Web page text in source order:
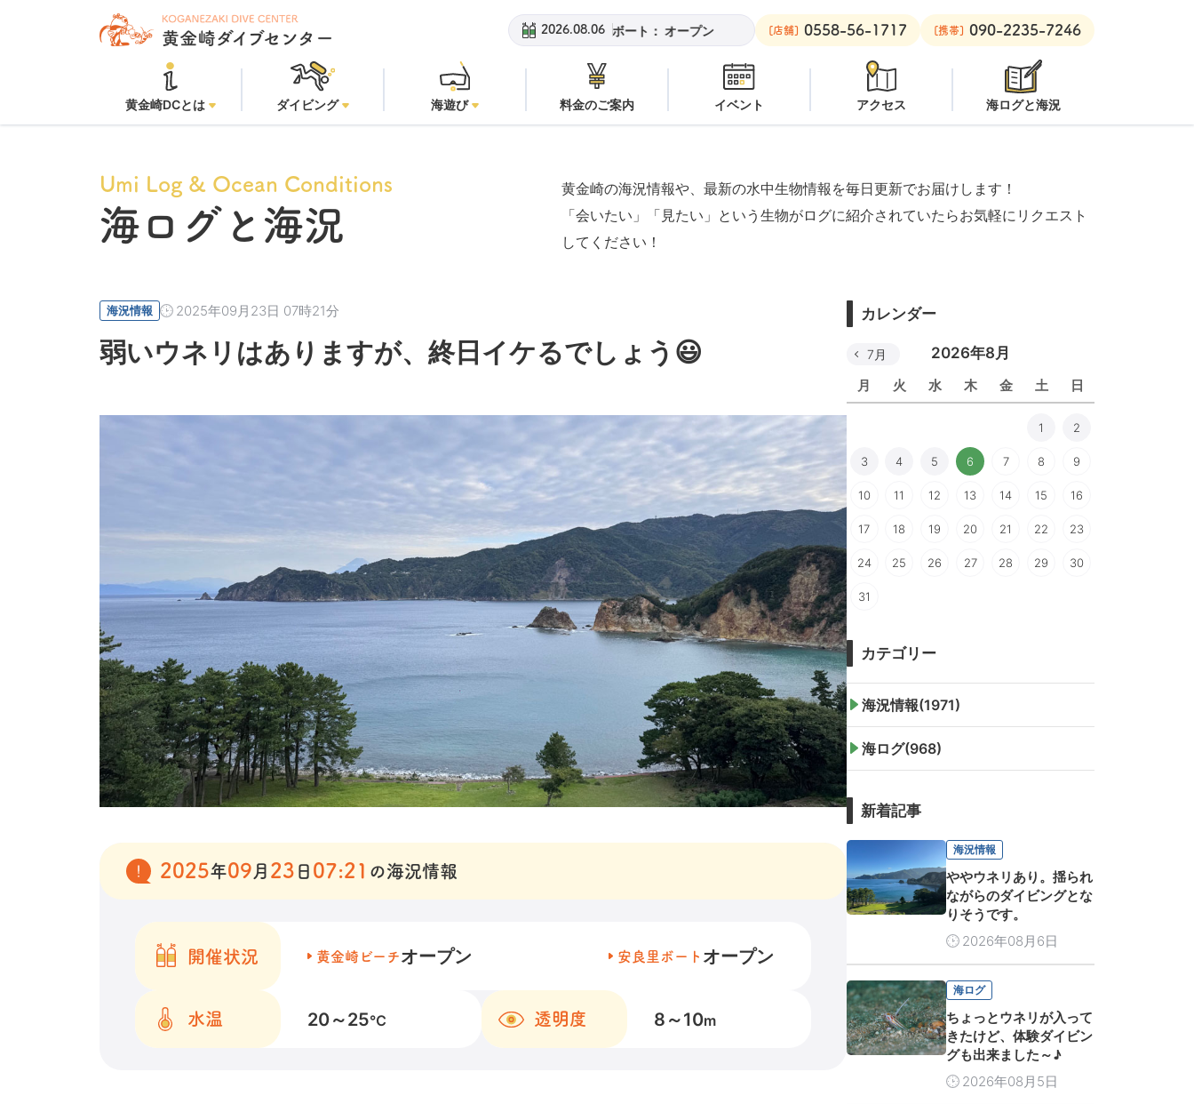
2026.08.06
オープン 安良里ボート： オープン 黄金崎ビーチ：オープン 安良里ボート：オープン
[店舗] 0558-56-1717 [携帯] 090-2235-7246
黄金崎DCとは ダイビング 海遊び 料金のご案内 イベント アクセス 海ログと海況
Umi Log & Ocean Conditions
海ログと海況
黄金崎の海況情報や、最新の水中生物情報を毎日更新でお届けします！
「会いたい」「見たい」という生物がログに紹介されていたらお気軽にリクエスト
してください！
海況情報 2025年09月23日 07時21分
弱いウネリはありますが、終日イケるでしょう😃
2025年09 月 23 日 07:21 の海況情報
開催状況 黄金崎ビーチオープン 安良里ボート オープン
水温 20～25℃ 透明度 8～10m
カレンダー
2026年8月
月 火 水 木 金 土 日
7月
1 2
3 4 5 6 7 8 9
10 11 12 13 14 15 16
17 18 19 20 21 22 23
24 25 26 27 28 29 30
31
カテゴリー
海況情報(1971)
海ログ(968)
新着記事
海況情報
ややウネリあり。揺られ
ながらのダイビングとな
りそうです。
2026年08月6日
海ログ
ちょっとウネリが入って
きたけど、体験ダイビン
グも出来ました～♪
2026年08月5日